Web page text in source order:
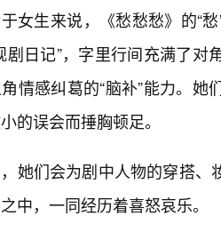
女生来说，《愁愁愁》的“
剧日记”，字里行间充满了
情感纠葛的“脑补”能力。
的误会而捶胸顿足。
她们会为剧中人物的穿搭、
中，一同经历着喜怒哀乐。